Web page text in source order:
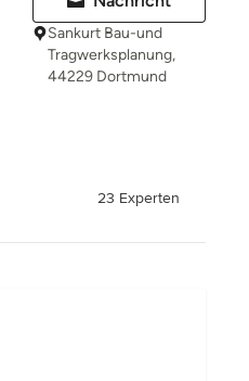
Sankurt Bau-und
Tragwerksplanung,
44229 Dortmund
23 Experten